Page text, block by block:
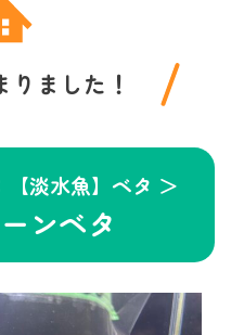
りました！
淡水魚】ベタ ＞
ンベタ